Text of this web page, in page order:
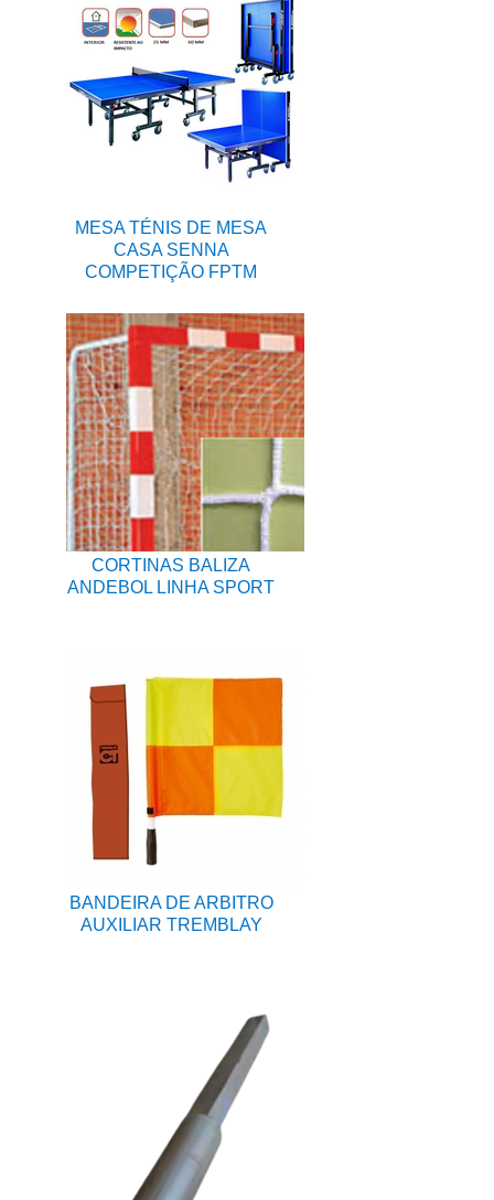
MESA TÉNIS DE MESA
CASA SENNA
COMPETIÇÃO FPTM
CORTINAS BALIZA
ANDEBOL LINHA SPORT
BANDEIRA DE ARBITRO
AUXILIAR TREMBLAY